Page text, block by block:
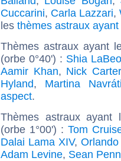
Cuccarini, Carla Lazzari,
les thèmes astraux
Thèmes astraux ayant
(orbe 0°40') : Shia
Aamir Khan, Nick Carter
Hyland, Martina
aspect.
Thèmes astraux ayant
(orbe 1°00') :Tom
Dalai Lama XIV,
Adam Levine, Sean Penn